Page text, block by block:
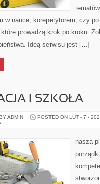
w nauce, korepetytorem, czy
prowadzą krok po kroku.
Ideą serwisu jest […]
I SZKOŁA
ADMIN POSTED ON LUT - 7 -
nasza